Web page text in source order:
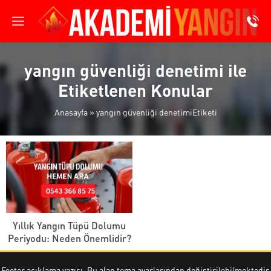
yangın güvenliği denetimi ile
Etiketlenen Konular
Anasayfa» yangın güvenliği denetimiEtiketi
Yıllık Yangın Tüpü Dolumu
Periyodu: Neden Önemlidir?